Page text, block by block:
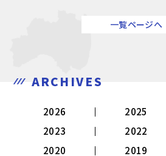
一覧ページへ
ARCHIVES
2026 2025
2023
2022
2020
2019